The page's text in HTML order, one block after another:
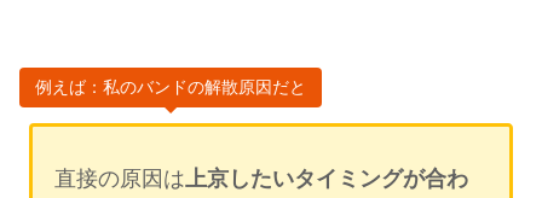
例えば：私のバンドの解散原因だと
直接の原因は 上京したいタイミングが合わ